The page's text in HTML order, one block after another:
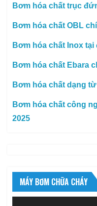
Bơm hóa chất trục
Bơm hóa chất OBL
Bơm hóa chất Inox tại
Bơm hóa chất Ebara
Bơm hóa chất dạng từ
Bơm hóa chất công
2025
MÁY BƠM CHỮA CHÁY